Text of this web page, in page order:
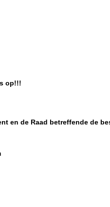
op!!!
en de Raad betreffende de